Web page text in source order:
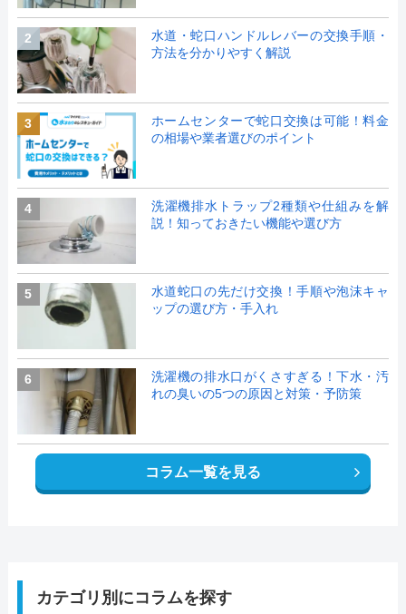
2
水道・蛇口ハンドルレバーの交換手順・
方法を分かりやすく解説
3
ホームセンターで蛇口交換は可能！料金
の相場や業者選びのポイント
4
洗濯機排水トラップ2種類や仕組みを解
説！知っておきたい機能や選び方
5
水道蛇口の先だけ交換！手順や泡沫キャ
ップの選び方・手入れ
6
洗濯機の排水口がくさすぎる！下水・汚
れの臭いの5つの原因と対策・予防策
コラム一覧を見る
カテゴリ別にコラムを探す